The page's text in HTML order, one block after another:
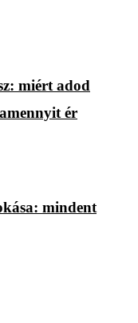
miért adod
ér
mindent